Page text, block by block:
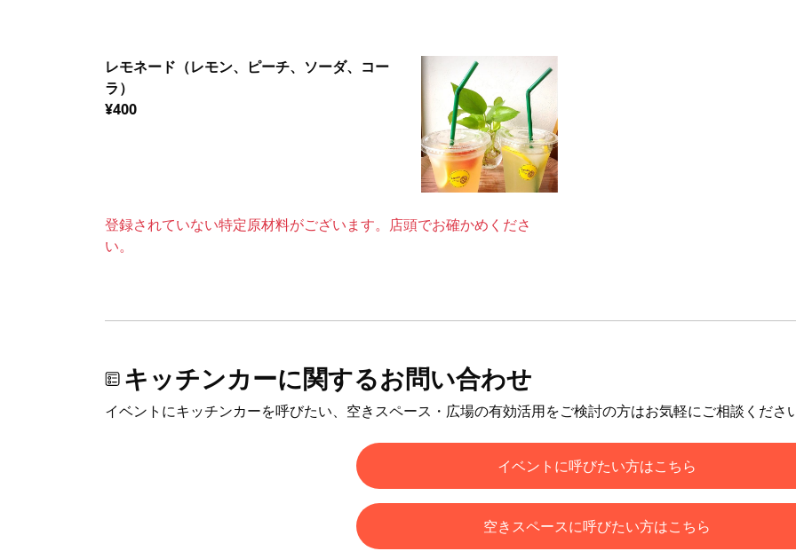
レモネード（レモン、ピーチ、ソーダ、コー
ラ）
¥400
登録されていない特定原材料がございます。店頭でお確かめくださ
い。
キッチンカーに関するお問い合わせ
イベントにキッチンカーを呼びたい、空きスペース・広場の有効活用をご検討の方はお気軽にご相談くださ
イベントに呼びたい方はこちら
空きスペースに呼びたい方はこちら